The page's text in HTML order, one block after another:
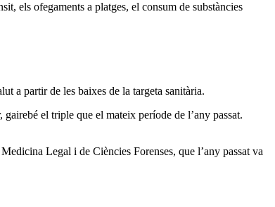
els ofegaments a platges, el consum de substàncies
a partir de les baixes de la targeta sanitària.
el triple que el mateix període de l’any passat.
Legal i de Ciències Forenses, que l’any passat va